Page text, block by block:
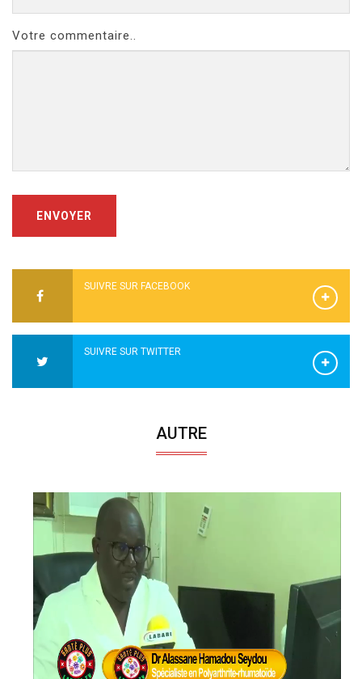
Votre commentaire..
ENVOYER
SUIVRE SUR FACEBOOK
SUIVRE SUR TWITTER
AUTRE